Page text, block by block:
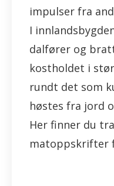
impulser fra
I
dalfører og
kostholdet i
rundt det som
høstes fra jord
Her finner du
matoppskrifter